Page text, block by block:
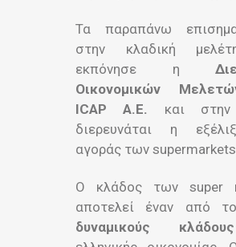
Τα παραπάνω
στην κλαδική
εκπόνησε η
Οικονομικών
ICAP Α.Ε. και στην
διερευνάται η
αγοράς των
Ο κλάδος των super
αποτελεί έναν από
δυναμικούς κλάδους